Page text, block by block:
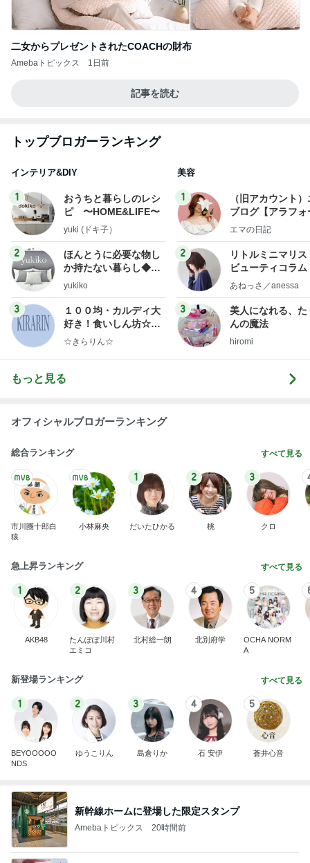
二女からプレゼントされたCOACHの財布
Amebaトピックス 1日前
記事を読む
トップブロガーランキング
インテリア&DIY
1
おうちと暮らしのレシ
ピ 〜HOME&LIFE〜
yuki (ドキ子）
2
ほんとうに必要な物し
か持たない暮らし◆Ke
ep Life Simple◆〜イ
yukiko
3
１００均・カルディ大
好き！食いしん坊☆き
らりん☆のブログ
☆きらりん☆
美容
1
（旧アカウント
ブログ【アラフォ
社売却セカンドラ
エマの日記
2
リトルミニマリス
ビューティコラ
little
あねっさ／anessa
3
美人になれる、た
んの魔法
hiromi
もっと見る
オフィシャルブロガーランキング
総合ランキング すべて見る
市川團十郎白
猿
小林麻央
1
だいたひかる
2
桃
3
クロ
急上昇ランキング すべて見る
1
AKB48
2
たんぽぽ川村
エミコ
3
北村総一朗
4
北別府学
5
OCHA NORM
A
新登場ランキング すべて見る
1
BEYOOOOO
NDS
2
ゆうこりん
3
島倉りか
4
石 安伊
5
蒼井心音
新幹線ホームに登場した限定スタンプ
Amebaトピックス 20時間前